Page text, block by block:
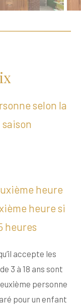
selon la
heure
heure si
heures
accepte les
3 à 18 ans sont
personne
pour un enfant